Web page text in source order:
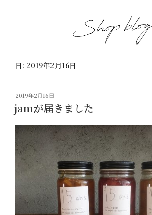
日: 2019年2月16日
投
稿
日:
2019年2月16日
jamが届きました